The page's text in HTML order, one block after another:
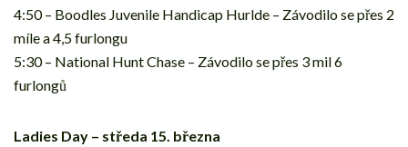
4:50 – Boodles Juvenile Handicap Hurlde – Závodilo se přes 2
míle a 4,5 furlongu
5:30 – National Hunt Chase – Závodilo se přes 3 mil 6
furlongů
Ladies Day – středa 15. března